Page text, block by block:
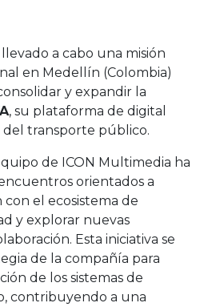
a cabo una misión
en Medellín (Colombia)
y expandir la
, su plataforma de digital
del transporte público.
de ICON Multimedia ha
orientados a
el ecosistema de
y explorar nuevas
Esta iniciativa se
de la compañía para
de los sistemas de
contribuyendo a una